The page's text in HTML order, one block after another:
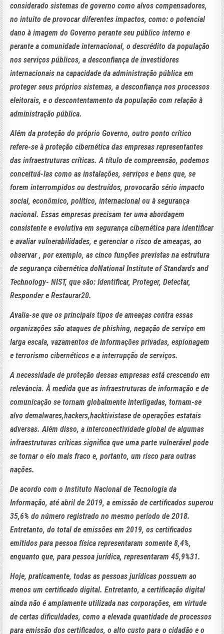
considerado sistemas de governo como alvos compensadores,
no intuito de provocar diferentes impactos, como: o potencial
dano à imagem do Governo perante seu público interno e
perante a comunidade internacional, o descrédito da população
nos serviços públicos, a desconfiança de investidores
internacionais na capacidade da administração pública em
proteger seus próprios sistemas, a desconfiança nos processos
eleitorais, e o descontentamento da população com relação à
administração pública.
Além da proteção do próprio Governo, outro ponto crítico
refere-se à proteção cibernética das empresas representantes
das infraestruturas críticas. A título de compreensão, podemos
conceituá-las como as instalações, serviços e bens que, se
forem interrompidos ou destruídos, provocarão sério impacto
social, econômico, político, internacional ou à segurança
nacional. Essas empresas precisam ter uma abordagem
consistente e evolutiva em segurança cibernética para identificar
e avaliar vulnerabilidades, e gerenciar o risco de ameaças, ao
observar , por exemplo, as cinco funções previstas na estrutura
de segurança cibernética doNational Institute of Standards and
Technology- NIST, que são: Identificar, Proteger, Detectar,
Responder e Restaurar20.
Avalia-se que os principais tipos de ameaças contra essas
organizações são ataques de phishing, negação de serviço em
larga escala, vazamentos de informações privadas, espionagem
e terrorismo cibernéticos e a interrupção de serviços.
A necessidade de proteção dessas empresas está crescendo em
relevância. À medida que as infraestruturas de informação e de
comunicação se tornam globalmente interligadas, tornam-se
alvo demalwares,hackers,hacktivistase de operações estatais
adversas. Além disso, a interconectividade global de algumas
infraestruturas críticas significa que uma parte vulnerável pode
se tornar o elo mais fraco e, portanto, um risco para outras
nações.
De acordo com o Instituto Nacional de Tecnologia da
Informação, até abril de 2019, a emissão de certificados superou
35,6% do número registrado no mesmo período de 2018.
Entretanto, do total de emissões em 2019, os certificados
emitidos para pessoa física representaram somente 8,4%,
enquanto que, para pessoa jurídica, representaram 45,9%31.
Hoje, praticamente, todas as pessoas jurídicas possuem ao
menos um certificado digital. Entretanto, a certificação digital
ainda não é amplamente utilizada nas corporações, em virtude
de certas dificuldades, como a elevada quantidade de processos
para emissão dos certificados, o alto custo para o cidadão e o